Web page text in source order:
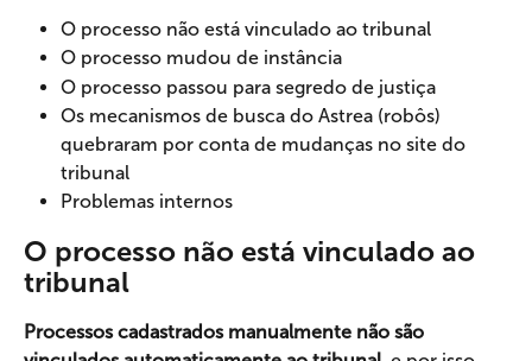
O processo não está vinculado ao tribunal
O processo mudou de instância
O processo passou para segredo de justiça
Os mecanismos de busca do Astrea (robôs)
quebraram por conta de mudanças no site do
tribunal
Problemas internos
O processo não está vinculado ao
tribunal
Processos cadastrados manualmente não são